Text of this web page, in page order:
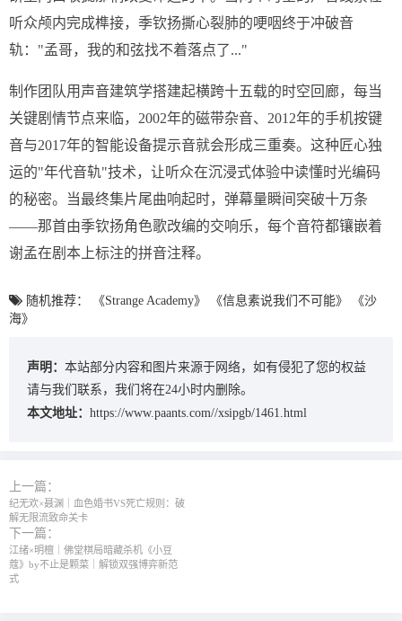
听众颅内完成榫接，季钦扬撕心裂肺的哽咽终于冲破音
轨："孟哥，我的和弦找不着落点了..."
制作团队用声音建筑学搭建起横跨十五载的时空回廊，每当
关键剧情节点来临，2002年的磁带杂音、2012年的手机按键
音与2017年的智能设备提示音就会形成三重奏。这种匠心独
运的"年代音轨"技术，让听众在沉浸式体验中读懂时光编码
的秘密。当最终集片尾曲响起时，弹幕量瞬间突破十万条
——那首由季钦扬角色歌改编的交响乐，每个音符都镶嵌着
谢孟在剧本上标注的拼音注释。
随机推荐： 《Strange Academy》 《信息素说我们不可能》
《沙
海》
声明： 本站部分内容和图片来源于网络，如有侵犯了您的权益
请与我们联系，我们将在24小时内删除。
本文地址： https://www.paants.com//xsipgb/1461.html
上一篇：
纪无欢×聂渊｜血色婚书VS死亡规则：破
解无限流致命关卡
下一篇：
江绪×明檀｜佛堂棋局暗藏杀机《小豆
蔻》by不止是颗菜｜解锁双强博弈新范
式